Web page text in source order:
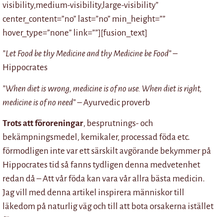
visibility,medium-visibility,large-visibility”
center_content=”no” last=”no” min_height=””
hover_type=”none” link=””][fusion_text]
”Let Food be thy Medicine and thy Medicine be Food”–
Hippocrates
”When diet is wrong, medicine is of no use. When diet is right,
medicine is of no need”– Ayurvedic proverb
Trots att föroreningar, besprutnings- och
bekämpningsmedel, kemikaler, processad föda etc.
förmodligen inte var ett särskilt avgörande bekymmer på
Hippocrates tid så fanns tydligen denna medvetenhet
redan då – Att vår föda kan vara vår allra bästa medicin.
Jag vill med denna artikel inspirera människor till
läkedom på naturlig väg och till att bota orsakerna istället